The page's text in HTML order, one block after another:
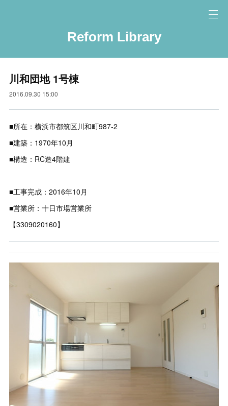
Reform Library
川和団地 1号棟
2016.09.30 15:00
■所在：横浜市都筑区川和町987-2
■建築：1970年10月
■構造：RC造4階建
■工事完成：2016年10月
■営業所：十日市場営業所
【3309020160】